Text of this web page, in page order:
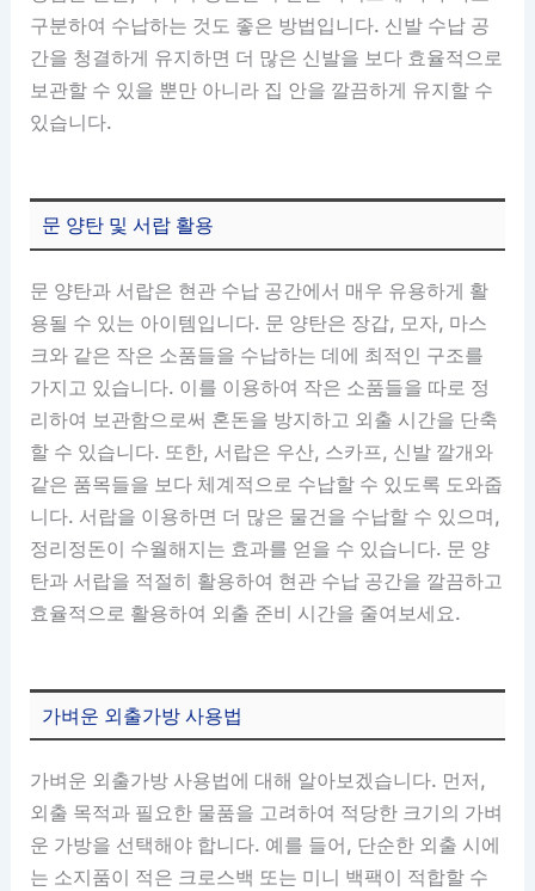
구분하여 수납하는 것도 좋은 방법입니다. 신발 수납 공
간을 청결하게 유지하면 더 많은 신발을 보다 효율적으로
보관할 수 있을 뿐만 아니라 집 안을 깔끔하게 유지할 수
있습니다.
문 양탄 및 서랍 활용
문 양탄과 서랍은 현관 수납 공간에서 매우 유용하게 활
용될 수 있는 아이템입니다. 문 양탄은 장갑, 모자, 마스
크와 같은 작은 소품들을 수납하는 데에 최적인 구조를
가지고 있습니다. 이를 이용하여 작은 소품들을 따로 정
리하여 보관함으로써 혼돈을 방지하고 외출 시간을 단축
할 수 있습니다. 또한, 서랍은 우산, 스카프, 신발 깔개와
같은 품목들을 보다 체계적으로 수납할 수 있도록 도와줍
니다. 서랍을 이용하면 더 많은 물건을 수납할 수 있으며,
정리정돈이 수월해지는 효과를 얻을 수 있습니다. 문 양
탄과 서랍을 적절히 활용하여 현관 수납 공간을 깔끔하고
효율적으로 활용하여 외출 준비 시간을 줄여보세요.
가벼운 외출가방 사용법
가벼운 외출가방 사용법에 대해 알아보겠습니다. 먼저,
외출 목적과 필요한 물품을 고려하여 적당한 크기의 가벼
운 가방을 선택해야 합니다. 예를 들어, 단순한 외출 시에
는 소지품이 적은 크로스백 또는 미니 백팩이 적합할 수